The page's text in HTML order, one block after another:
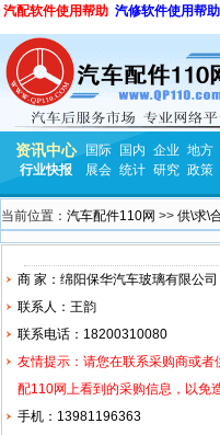
汽配软件使用帮助 汽修软件使用帮助
资讯中心 国际 国内 企业 地方
行业快报
展会 统计 研究 政策
当前位置： 汽车配件110网 >> 供\求\
商 家：绵阳保华汽车玻璃有限公司
联系人：王韵
联系电话：18200310080
友情提示：请您在联系采购商或
配110网上看到的采购信息，以免
手机：13981196363